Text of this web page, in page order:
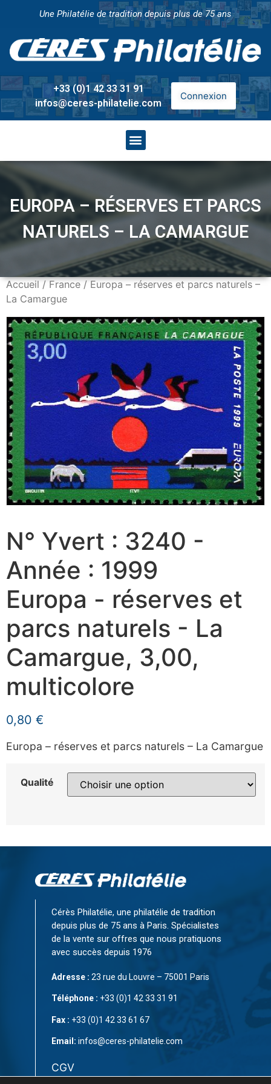
Une Philatélie de tradition depuis plus de 75 ans
+33 (0)1 42 33 31 91
infos@ceres-philatelie.com
Connexion
EUROPA – RÉSERVES ET PARCS
NATURELS – LA CAMARGUE
Accueil / France / Europa – réserves et parcs naturels –
La Camargue
N° Yvert : 3240 -
Année : 1999
Europa - réserves et
parcs naturels - La
Camargue, 3,00,
multicolore
0,80 €
Europa – réserves et parcs naturels – La Camargue
Qualité
Cérès Philatélie, une philatélie de tradition
depuis plus de 75 ans à Paris. Spécialistes
de la vente sur offres que nous pratiquons
avec succès depuis 1976
Adresse : 23 rue du Louvre – 75001 Paris
Téléphone : +33 (0)1 42 33 31 91
Fax : +33 (0)1 42 33 61 67
Email: infos@ceres-philatelie.com
CGV